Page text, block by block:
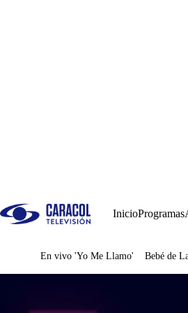
InicioProgramas
Juegos
En vivo 'Yo Me Llamo' Bebé de